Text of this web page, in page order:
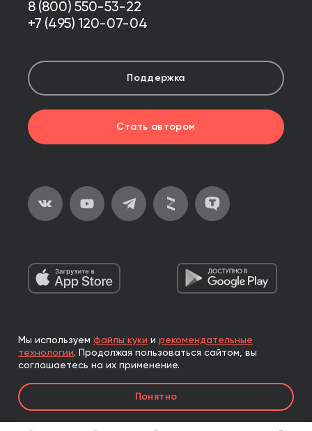
8 (800) 550-53-22
+7 (495) 120-07-04
Поддержка
Стать автором
2026, ООО «Альпина Паблишер»
Все права защищены
Книги реализуются ООО «Альпина Паблишер»
по договору комиссии с ООО «Альпина нон-фикшн»,
по договору комиссии с ООО «Альпина ПРО».
Мы используем файлы куки и рекомендательные
технологии. Продолжая пользоваться сайтом, вы
соглашаетесь на их применение.
Понятно